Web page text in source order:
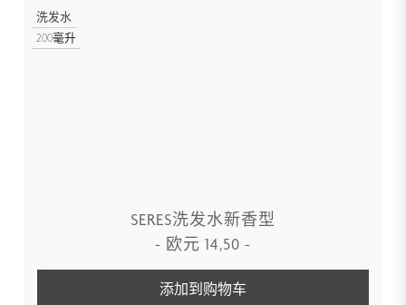
洗发水
200毫升
SERES洗发水新香型
- 欧元 14,50 -
添加到购物车